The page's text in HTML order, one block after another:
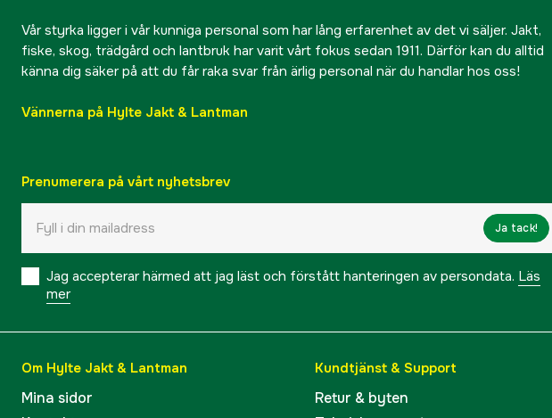
Vår styrka ligger i vår kunniga personal som har lång erfarenhet av det vi säljer. Jakt,
fiske, skog, trädgård och lantbruk har varit vårt fokus sedan 1911. Därför kan du alltid
känna dig säker på att du får raka svar från ärlig personal när du handlar hos oss!
Vännerna på Hylte Jakt & Lantman
Prenumerera på vårt nyhetsbrev
Ja tack!
Jag accepterar härmed att jag läst och förstått hanteringen av persondata. Läs
mer
Om Hylte Jakt & Lantman
Mina sidor
Kundtjänst & Support
Retur & byten